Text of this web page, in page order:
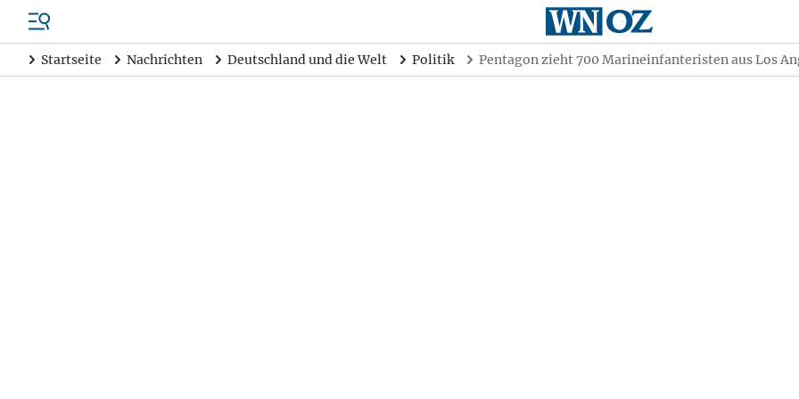
Startseite Nachrichten Deutschland und die Welt Politik Pentagon zieht 700 Marineinfanteristen aus Los